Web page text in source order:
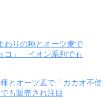
とオーツ麦で「カカオ不使
も販売され注目